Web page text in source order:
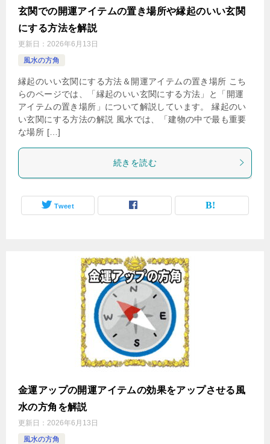
玄関での開運アイテムの置き場所や縁起のいい玄関
にする方法を解説
更新日： 2026年6月13日
風水の方角
縁起のいい玄関にする方法＆開運アイテムの置き場所 こち
らのページでは、「縁起のいい玄関にする方法」と「開運
アイテムの置き場所」について解説しています。 縁起のい
い玄関にする方法の解説 風水では、「建物の中で最も重要
な場所 […]
続きを読む
Tweet
金運アップの開運アイテムの効果をアップさせる風
水の方角を解説
更新日： 2026年6月13日
風水の方角